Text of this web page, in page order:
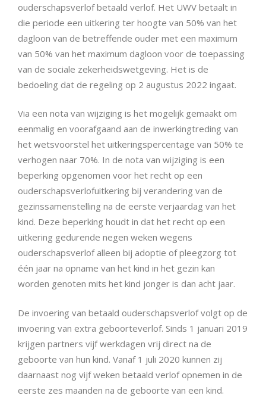
ouderschapsverlof betaald verlof. Het UWV betaalt in
die periode een uitkering ter hoogte van 50% van het
dagloon van de betreffende ouder met een maximum
van 50% van het maximum dagloon voor de toepassing
van de sociale zekerheidswetgeving. Het is de
bedoeling dat de regeling op 2 augustus 2022 ingaat.
Via een nota van wijziging is het mogelijk gemaakt om
eenmalig en voorafgaand aan de inwerkingtreding van
het wetsvoorstel het uitkeringspercentage van 50% te
verhogen naar 70%. In de nota van wijziging is een
beperking opgenomen voor het recht op een
ouderschapsverlofuitkering bij verandering van de
gezinssamenstelling na de eerste verjaardag van het
kind. Deze beperking houdt in dat het recht op een
uitkering gedurende negen weken wegens
ouderschapsverlof alleen bij adoptie of pleegzorg tot
één jaar na opname van het kind in het gezin kan
worden genoten mits het kind jonger is dan acht jaar.
De invoering van betaald ouderschapsverlof volgt op de
invoering van extra geboorteverlof. Sinds 1 januari 2019
krijgen partners vijf werkdagen vrij direct na de
geboorte van hun kind. Vanaf 1 juli 2020 kunnen zij
daarnaast nog vijf weken betaald verlof opnemen in de
eerste zes maanden na de geboorte van een kind.